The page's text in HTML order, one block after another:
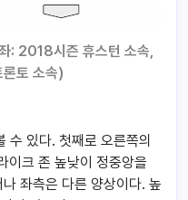
: 2018시즌 휴스턴 소속,
토 소속)
수 있다. 첫째로 오른쪽의
이크 존 높낮이 정중앙을
좌측은 다른 양상이다. 높